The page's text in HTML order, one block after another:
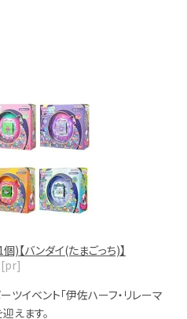
)【バンダイ(たまごっち)】
[pr]
イベント「伊佐ハーフ・リレーマ
えます。